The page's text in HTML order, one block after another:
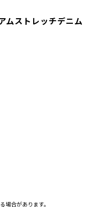
合があります。
ムストレッチデニム